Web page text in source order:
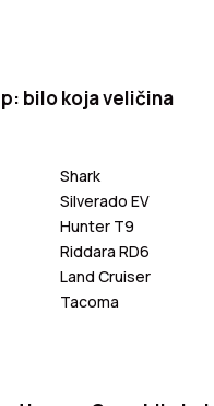
bilo koja veličina
Shark
Silverado EV
Hunter T9
Riddara RD6
Land Cruiser
Tacoma